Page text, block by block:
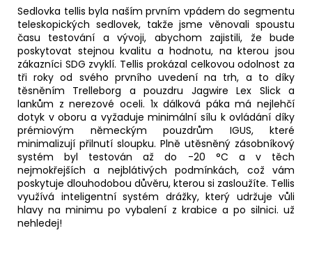
Sedlovka tellis byla naším prvním vpádem do segmentu
teleskopických sedlovek, takže jsme věnovali spoustu
času testování a vývoji, abychom zajistili, že bude
poskytovat stejnou kvalitu a hodnotu, na kterou jsou
zákazníci SDG zvyklí. Tellis prokázal celkovou odolnost za
tři roky od svého prvního uvedení na trh, a to díky
těsněním Trelleborg a pouzdru Jagwire Lex Slick a
lankům z nerezové oceli. 1x dálková páka má nejlehčí
dotyk v oboru a vyžaduje minimální sílu k ovládání díky
prémiovým německým pouzdrům IGUS, které
minimalizují přilnutí sloupku. Plně utěsněný zásobníkový
systém byl testován až do -20 °C a v těch
nejmokřejších a nejblátivých podmínkách, což vám
poskytuje dlouhodobou důvěru, kterou si zasloužíte. Tellis
využívá inteligentní systém drážky, který udržuje vůli
hlavy na minimu po vybalení z krabice a po silnici. už
nehledej!
5
Kč